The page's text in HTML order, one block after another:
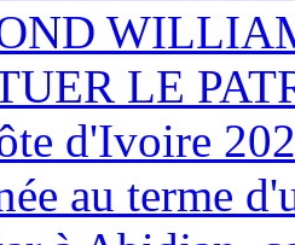
LE
d'Ivoire
au terme